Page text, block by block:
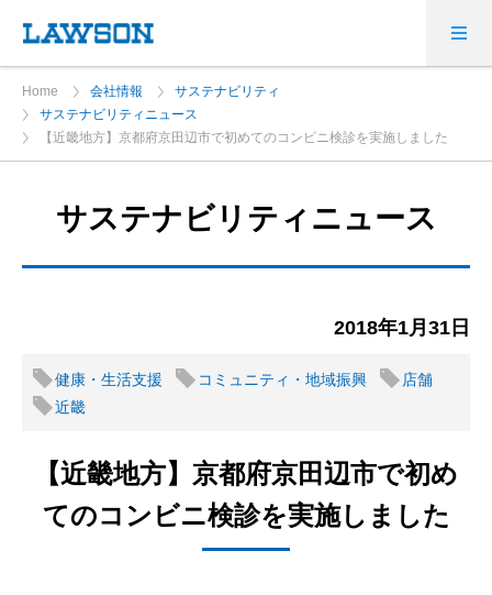
Home 会社情報
サステナビリティ
サステナビリティニュース
【近畿地方】京都府京田辺市で初めてのコンビニ検診を実施しました
サステナビリティニュース
2018年1月31日
健康・生活支援 コミュニティ・地域振興
店舗
近畿
【近畿地方】京都府京田辺市で初め
てのコンビニ検診を実施しました